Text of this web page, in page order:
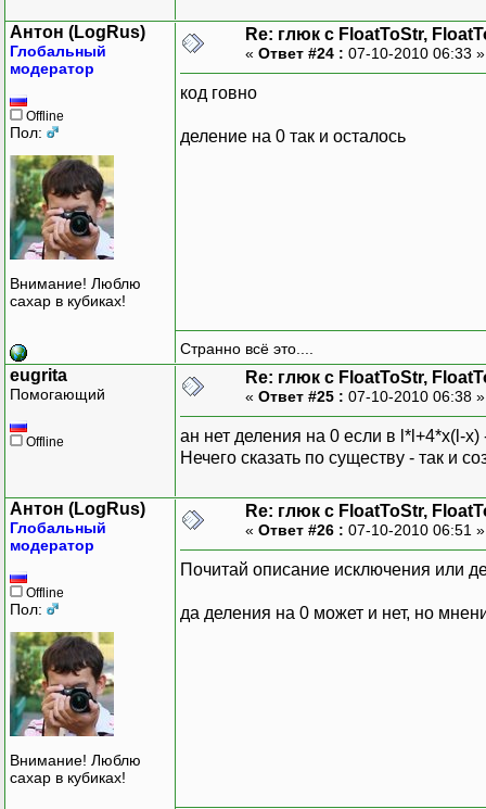
a[i]=1; c[i]=1;
}
a[0]=0; c[N-1]=0;
// вывод в интерфейс
for (int i=0;i<N;i++) {
sgM->Cells[i][i]="2";//
S=1; C=0.08;
for (int i=0;i<N;i++)
x=i*h;p=-S/
b[i]=-2+h*h*p;
f=-C*(2-p*x*(l-x));
}
Антон (LogRus)
Глобальный
модератор
Offline
Пол:
Внимание! Люблю
сахар в кубиках!
Re: глюк с FloatToStr,
« Ответ #24 : 07-10-2010 06:33
код говно
деление на 0 так и осталось
Странно всё это....
eugrita
Помогающий
Offline
Re: глюк с FloatToStr,
« Ответ #25 : 07-10-2010 06:38
ан нет деления на 0 если в l*l+4*x(l-x)
Нечего сказать по существу - так и
Антон (LogRus)
Глобальный
модератор
Offline
Пол:
Внимание! Люблю
сахар в кубиках!
Re: глюк с FloatToStr,
« Ответ #26 : 07-10-2010 06:51
Почитай описание исключения или
да деления на 0 может и нет, но